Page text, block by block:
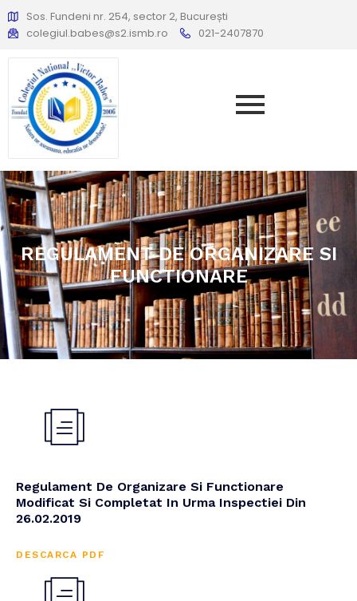
Sos. Fundeni nr. 254, sector 2, București
colegiul.babes@s2.ismb.ro
021-2407870
REGULAMENT DE ORGANIZARE SI
FUNCTIONARE
Regulament De Organizare Si Functionare
Modificat Si Completat In Urma Inspectiei Din
26.02.2019
DESCARCA PDF